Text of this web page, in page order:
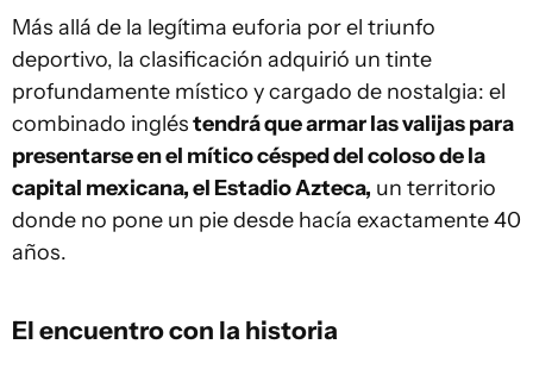
Más allá de la legítima euforia por el triunfo
deportivo, la clasificación adquirió un tinte
profundamente místico y cargado de nostalgia: el
combinado ingléstendrá que armar las valijas para
presentarse en el mítico césped del coloso de la
capital mexicana, el Estadio Azteca, un territorio
donde no pone un pie desde hacía exactamente 40
años.
El encuentro con la historia